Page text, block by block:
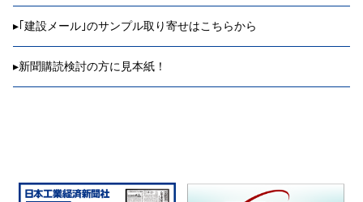
▸ ｢建設メール｣のサンプル取り寄せはこちらから
▸新聞購読検討の方に見本紙！